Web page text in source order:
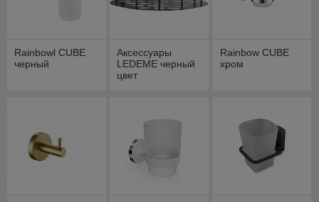
Rainbowl CUBE
черный
Аксессуары
LEDEME черный
цвет
Rainbow CUBE
хром